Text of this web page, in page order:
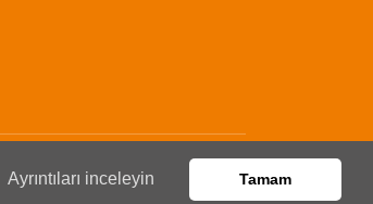
Ayrıntıları inceleyin Tamam